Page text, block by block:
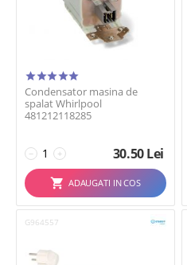
Condensator masina de
spalat Whirlpool
481212118285
+
− 30.50Lei
ADAUGATI IN COS
G964557